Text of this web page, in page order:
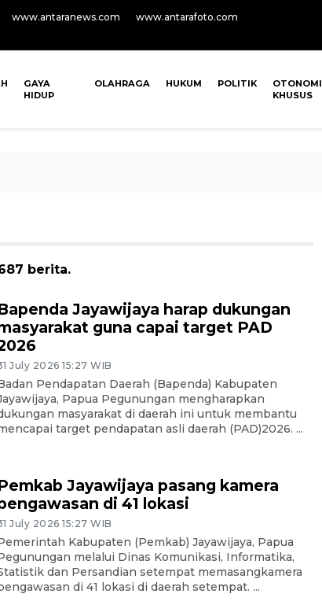
www.antaranews.com www.antarafoto.com
GAYA
HIDUP
OLAHRAGA HUKUM POLITIK
OTONOMI
KHUSUS
berita.
Jayawijaya harap dukungan
guna capai target PAD
July 2026 15:27 WIB
Pendapatan Daerah (Bapenda) Kabupaten
Papua Pegunungan mengharapkan
masyarakat di daerah ini untuk membantu
target pendapatan asli daerah (PAD)2026. ...
Jayawijaya pasang kamera
di 41 lokasi
July 2026 15:27 WIB
Kabupaten (Pemkab) Jayawijaya, Papua
melalui Dinas Komunikasi, Informatika,
dan Persandian setempat memasangkamera
di 41 lokasi di daerah setempat. ...